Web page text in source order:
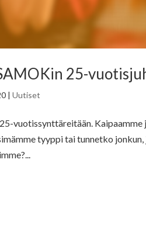
25-
|Uutiset
vuotissynttäreitään.
tyyppi tai tunnetko